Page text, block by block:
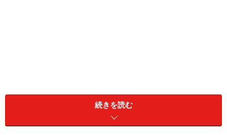
▼チョコレートのおすすめレシピはこちら
続きを読む